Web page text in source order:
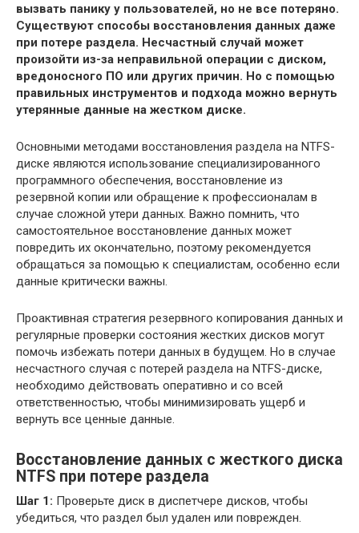
вызвать панику у пользователей, но не все потеряно.
Существуют способы восстановления данных даже
при потере раздела. Несчастный случай может
произойти из-за неправильной операции с диском,
вредоносного ПО или других причин. Но с помощью
правильных инструментов и подхода можно вернуть
утерянные данные на жестком диске.
Основными методами восстановления раздела на NTFS-
диске являются использование специализированного
программного обеспечения, восстановление из
резервной копии или обращение к профессионалам в
случае сложной утери данных. Важно помнить, что
самостоятельное восстановление данных может
повредить их окончательно, поэтому рекомендуется
обращаться за помощью к специалистам, особенно если
данные критически важны.
Проактивная стратегия резервного копирования данных и
регулярные проверки состояния жестких дисков могут
помочь избежать потери данных в будущем. Но в случае
несчастного случая с потерей раздела на NTFS-диске,
необходимо действовать оперативно и со всей
ответственностью, чтобы минимизировать ущерб и
вернуть все ценные данные.
Восстановление данных с жесткого диска
NTFS при потере раздела
Шаг 1: Проверьте диск в диспетчере дисков, чтобы
убедиться, что раздел был удален или поврежден.